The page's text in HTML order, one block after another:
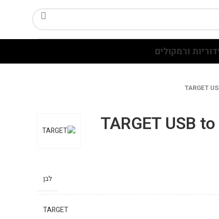
ורמקולים
לבן
TARGET